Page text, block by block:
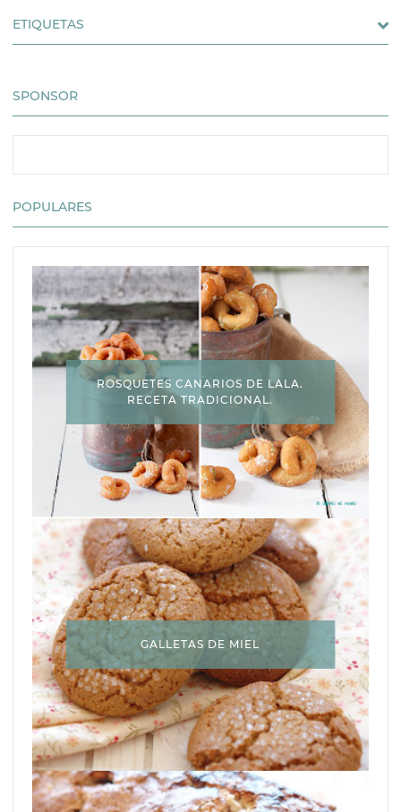
ETIQUETAS
SPONSOR
POPULARES
ROSQUETES CANARIOS DE LALA.
RECETA TRADICIONAL.
GALLETAS DE MIEL